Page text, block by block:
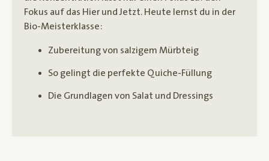
Fokus auf das Hier und Jetzt. Heute lernst du in der
Bio-Meisterklasse:
Zubereitung von salzigem Mürbteig
So gelingt die perfekte Quiche-Füllung
Die Grundlagen von Salat und Dressings